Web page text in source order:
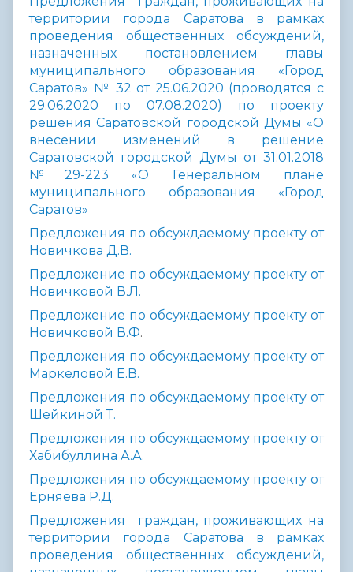
территории города Саратова в рамках
проведения общественных обсуждений,
назначенных постановлением главы
муниципального образования «Город
Саратов» № 32 от 25.06.2020 (проводятся с
29.06.2020 по 07.08.2020) по проекту
решения Саратовской городской Думы «О
внесении изменений в решение
Саратовской городской Думы от 31.01.2018
№29-223 «О Генеральном плане
муниципального образования «Город
Саратов»
Предложения по обсуждаемому проекту от
Новичкова Д.В.
Предложение по обсуждаемому проекту от
Новичковой В.Л.
Предложение по обсуждаемому проекту от
Новичковой В.Ф.
Предложения по обсуждаемому проекту от
Маркеловой Е.В.
Предложения по обсуждаемому проекту от
Шейкиной Т.
Предложения по обсуждаемому проекту от
Хабибуллина А.А.
Предложения по обсуждаемому проекту от
Ерняева Р.Д.
Предложения граждан, проживающих на
территории города Саратова в рамках
проведения общественных обсуждений,